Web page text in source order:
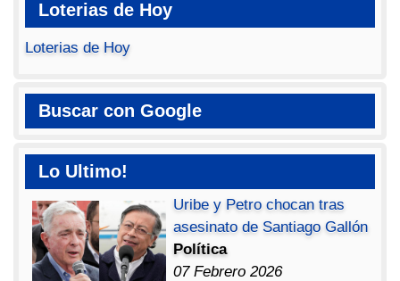
Loterias de Hoy
Loterias de Hoy
Buscar con Google
Lo Ultimo!
Uribe y Petro chocan tras
asesinato de Santiago Gallón
Política
07 Febrero 2026